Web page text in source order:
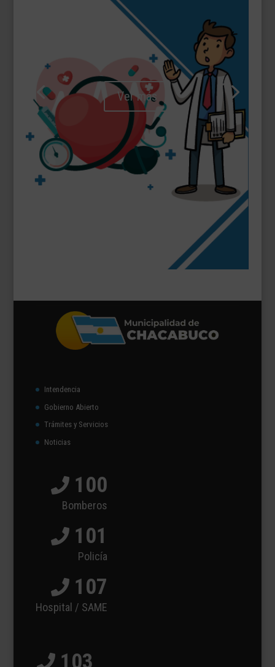
Ver más
Intendencia
Gobierno Abierto
Trámites y Servicios
Noticias
100
Bomberos
101
Policía
107
Hospital / SAME
103